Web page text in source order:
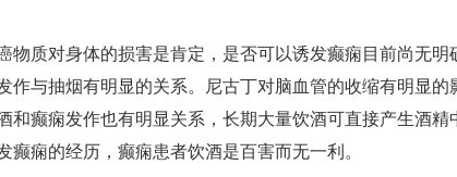
物质对身体的损害是肯定，是否可以诱发癫痫目前尚无明
作与抽烟有明显的关系。尼古丁对脑血管的收缩有明显的
和癫痫发作也有明显关系，长期大量饮酒可直接产生酒精
癫痫的经历，癫痫患者饮酒是百害而无一利。